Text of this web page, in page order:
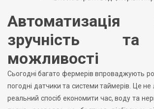
Автоматизація
зручність
можливості
Сьогодні багато фермерів впроваджують
погодні датчики та системи таймерів. Це
реальний спосіб економити час, воду та